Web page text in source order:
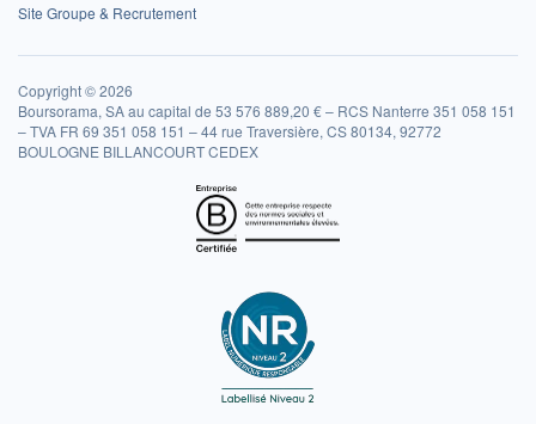
Site Groupe & Recrutement
Copyright © 2026
Boursorama, SA au capital de 53 576 889,20 € – RCS Nanterre 351 058 151
– TVA FR 69 351 058 151 – 44 rue Traversière, CS 80134, 92772
BOULOGNE BILLANCOURT CEDEX